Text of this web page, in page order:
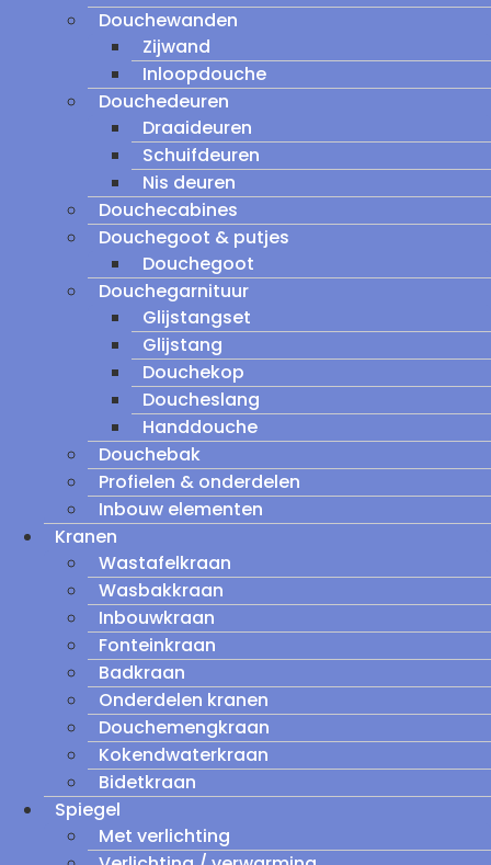
Douchewanden
Zijwand
Inloopdouche
Douchedeuren
Draaideuren
Schuifdeuren
Nis deuren
Douchecabines
Douchegoot & putjes
Douchegoot
Douchegarnituur
Glijstangset
Glijstang
Douchekop
Doucheslang
Handdouche
Douchebak
Profielen & onderdelen
Inbouw elementen
Kranen
Wastafelkraan
Wasbakkraan
Inbouwkraan
Fonteinkraan
Badkraan
Onderdelen kranen
Douchemengkraan
Kokendwaterkraan
Bidetkraan
Spiegel
Met verlichting